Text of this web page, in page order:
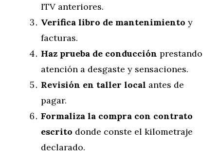
ITV anteriores.
Verifica libro de mantenimiento y
facturas.
Haz prueba de conducción prestando
atención a desgaste y sensaciones.
Revisión en taller local antes de
pagar.
Formaliza la compra con contrato
escrito donde conste el kilometraje
declarado.